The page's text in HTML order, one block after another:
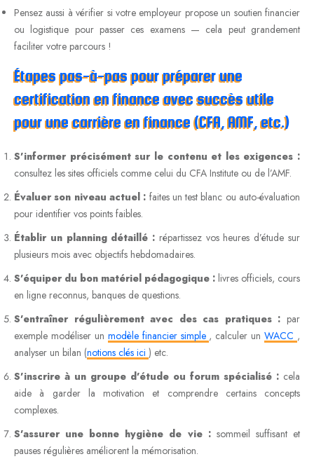
Pensez aussi à vérifier si votre employeur propose un soutien financier
ou logistique pour passer ces examens — cela peut grandement
faciliter votre parcours !
Étapes pas-à-pas pour préparer une
certification en finance avec succès utile
pour une carrière en finance (CFA, AMF, etc.)
S’informer précisément sur le contenu et les exigences :
consultez les sites officiels comme celui du CFA Institute ou de l’AMF.
Évaluer son niveau actuel : faites un test blanc ou auto-évaluation
pour identifier vos points faibles.
Établir un planning détaillé : répartissez vos heures d’étude sur
plusieurs mois avec objectifs hebdomadaires.
S’équiper du bon matériel pédagogique : livres officiels, cours
en ligne reconnus, banques de questions.
S’entraîner régulièrement avec des cas pratiques : par
exemple modéliser un modèle financier simple , calculer unWACC ,
analyser un bilan (notions clés ici ) etc.
S’inscrire à un groupe d’étude ou forum spécialisé : cela
aide à garder la motivation et comprendre certains concepts
complexes.
S’assurer une bonne hygiène de vie :sommeil suffisant et
pauses régulières améliorent la mémorisation.